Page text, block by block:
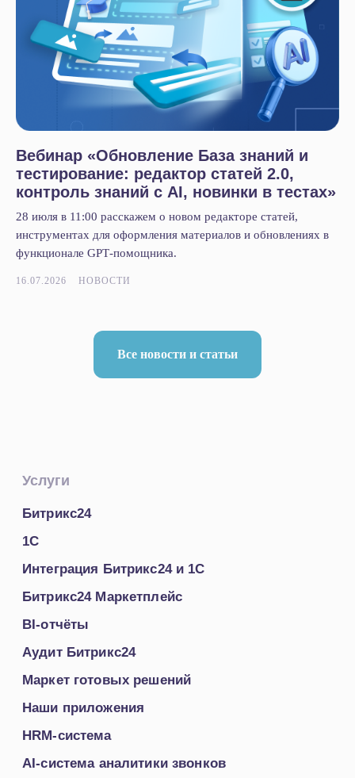
Вебинар «Обновление База знаний и
тестирование: редактор статей 2.0,
контроль знаний с AI, новинки в тестах»
28 июля в 11:00 расскажем о новом редакторе статей,
инструментах для оформления материалов и обновлениях в
функционале GPT‑помощника.
16.07.2026 НОВОСТИ
Все новости и статьи